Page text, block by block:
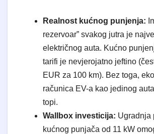
Realnost kućnog punjenja:
rezervoar” svakog jutra je
električnog auta. Kućno
tarifi je nevjerojatno jeftino
EUR za 100 km). Bez toga,
računica EV-a kao jedinog
topi.
Wallbox investicija: Ugradnja
kućnog punjača od 11 kW